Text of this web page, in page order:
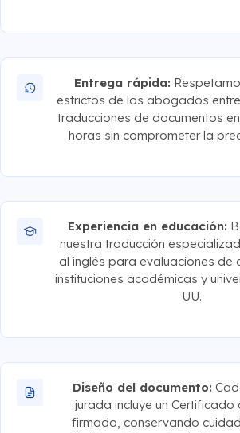
Entrega rápida:
estrictos de los abogados
traducciones de documentos
horas sin comprometer la
Experiencia en educación:
nuestra traducción
al inglés para evaluaciones de
instituciones académicas y
UU.
Diseño del documento:
jurada incluye un Certificado
firmado, conservando